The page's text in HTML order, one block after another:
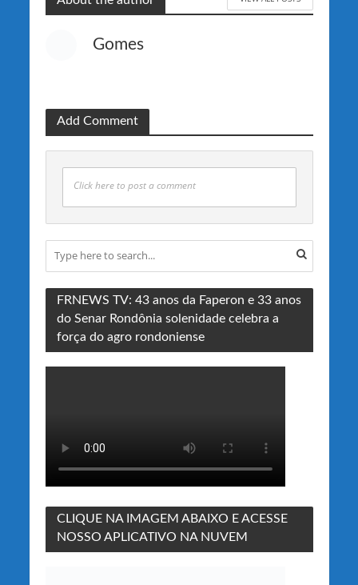
Gomes
Add Comment
Click here to post a comment
FRNEWS TV: 43 anos da Faperon e 33 anos
do Senar Rondônia solenidade celebra a
força do agro rondoniense
CLIQUE NA IMAGEM ABAIXO E ACESSE
NOSSO APLICATIVO NA NUVEM